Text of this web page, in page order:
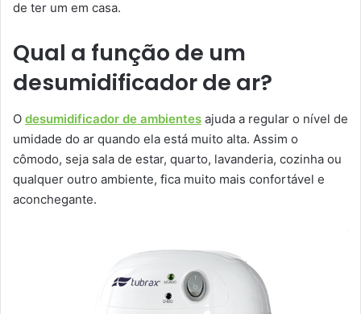
de ter um em casa.
Qual a função de um
desumidificador de ar?
O desumidificador de ambientes ajuda a regular o nível de
umidade do ar quando ela está muito alta. Assim o
cômodo, seja sala de estar, quarto, lavanderia, cozinha ou
qualquer outro ambiente, fica muito mais confortável e
aconchegante.